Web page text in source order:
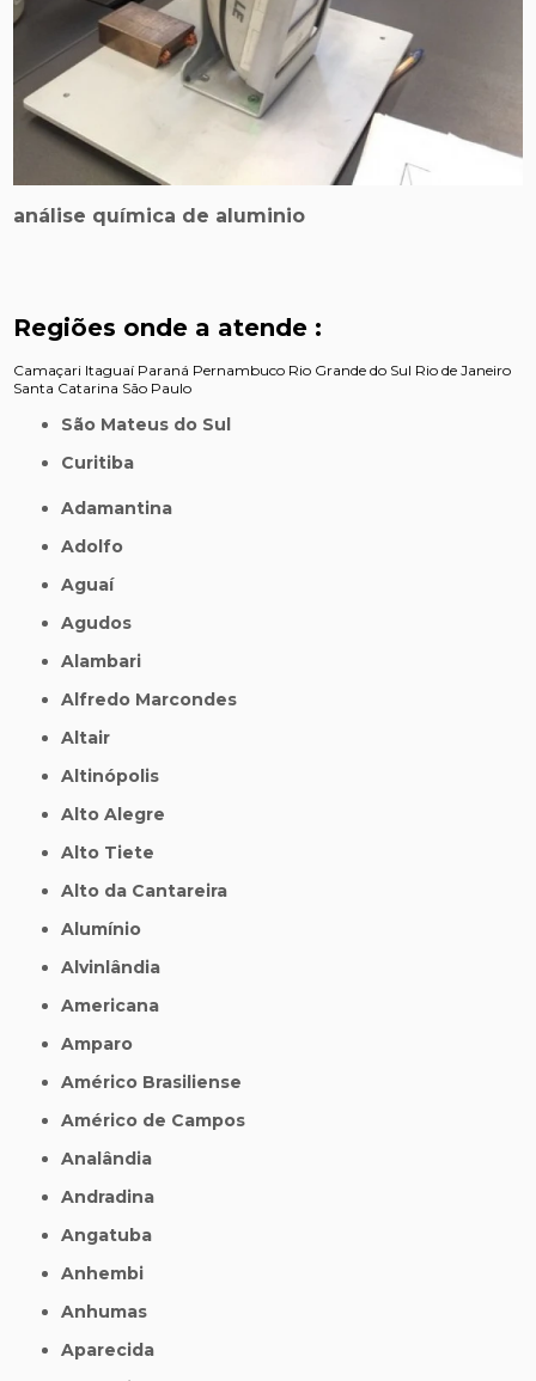
análise química de aluminio
Regiões onde a atende :
Camaçari Itaguaí Paraná Pernambuco Rio Grande do Sul Rio de Janeiro
Santa Catarina São Paulo
São Mateus do Sul
Curitiba
Adamantina
Adolfo
Aguaí
Agudos
Alambari
Alfredo Marcondes
Altair
Altinópolis
Alto Alegre
Alto Tiete
Alto da Cantareira
Alumínio
Alvinlândia
Americana
Amparo
Américo Brasiliense
Américo de Campos
Analândia
Andradina
Angatuba
Anhembi
Anhumas
Aparecida